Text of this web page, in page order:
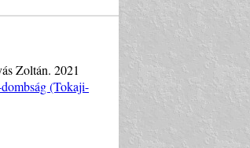
Zoltán. 2021
(Tokaji-